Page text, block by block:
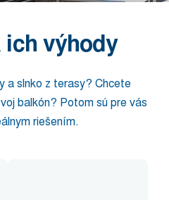
ich výhody
a slnko z terasy? Chcete
balkón? Potom sú pre vás
riešením.